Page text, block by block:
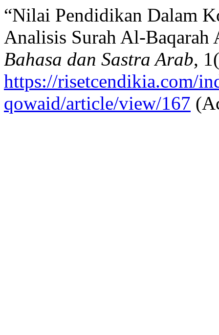
“Nilai Pendidikan Dalam
Analisis Surah Al-Baqarah
Bahasa dan Sastra Arab,
https://risetcendikia.com/
qowaid/article/view/167